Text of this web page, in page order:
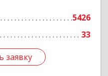
5426
33
заявку
заявку